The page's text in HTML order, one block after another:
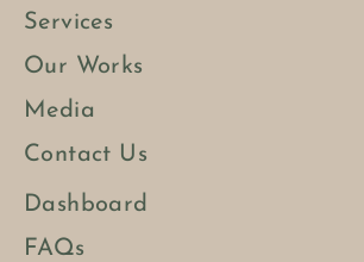
Services
Our Works
Media
Contact Us
Dashboard
FAQs